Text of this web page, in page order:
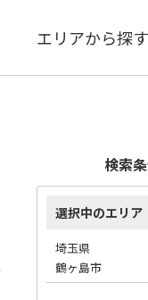
エリアから探す
検索
選択中のエリア
埼玉県
鶴ヶ島市